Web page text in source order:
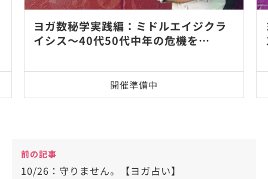
ヨガ数秘学実践編：ミドルエイジクラ
イシス～40代50代中年の危機を…
開催準備中
前の記事
10/26：守りません。【ヨガ占い】